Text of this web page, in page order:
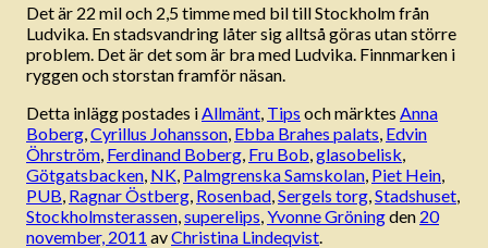
Det är 22 mil och 2,5 timme med bil till Stockholm från
Ludvika. En stadsvandring låter sig alltså göras utan större
problem. Det är det som är bra med Ludvika. Finnmarken i
ryggen och storstan framför näsan.
Detta inlägg postades iAllmänt, Tips och märktes Anna
Boberg,Cyrillus Johansson, Ebba Brahes palats, Edvin
Öhrström, Ferdinand Boberg, Fru Bob,glasobelisk,
Götgatsbacken, NK, Palmgrenska Samskolan, Piet Hein,
PUB, Ragnar Östberg, Rosenbad,Sergels torg,Stadshuset,
Stockholmsterassen,superelips,Yvonne Gröningden 20
november, 2011 avChristina Lindeqvist.